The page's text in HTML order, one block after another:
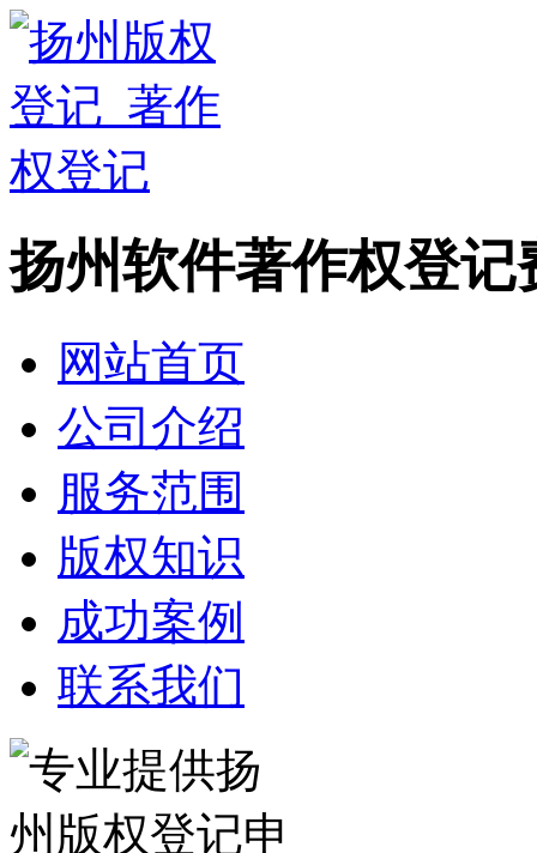
扬州软件著作权登记
网站首页
公司介绍
服务范围
版权知识
成功案例
联系我们